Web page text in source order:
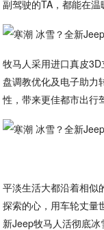
副驾驶的TA，都能在温
牧马人采用进口真皮
盘调教优化及电子助力
性，带来更佳都市出行
平淡生活大都沿着相似
探索的心，用车轮丈量
新Jeep牧马人活彻底